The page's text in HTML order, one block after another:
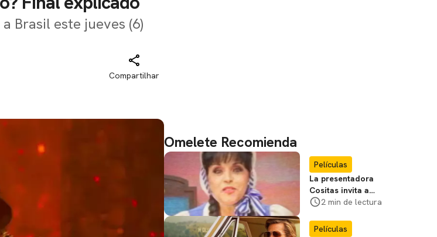
Brasil este jueves (6)
Compartilhar
Omelete Recomienda
Películas
La presentadora
Cositas invita a
visitar el
Miasma
2 min de lectura
Películas